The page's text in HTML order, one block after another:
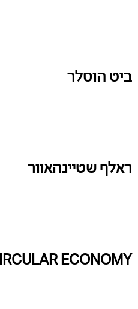
ביט הוסלר
ראלף שטיינהאוור
ECONOMY